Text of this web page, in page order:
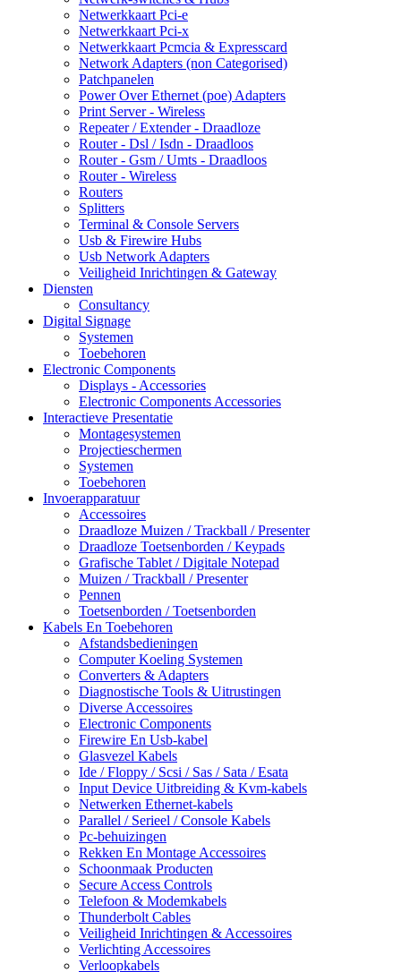
Netwerkkaart Pci-e
Netwerkkaart Pci-x
Netwerkkaart Pcmcia & Expresscard
Network Adapters (non Categorised)
Patchpanelen
Power Over Ethernet (poe) Adapters
Print Server - Wireless
Repeater / Extender - Draadloze
Router - Dsl / Isdn - Draadloos
Router - Gsm / Umts - Draadloos
Router - Wireless
Routers
Splitters
Terminal & Console Servers
Usb & Firewire Hubs
Usb Network Adapters
Veiligheid Inrichtingen & Gateway
Diensten
Consultancy
Digital Signage
Systemen
Toebehoren
Electronic Components
Displays - Accessories
Electronic Components Accessories
Interactieve Presentatie
Montagesystemen
Projectieschermen
Systemen
Toebehoren
Invoerapparatuur
Accessoires
Draadloze Muizen / Trackball / Presenter
Draadloze Toetsenborden / Keypads
Grafische Tablet / Digitale Notepad
Muizen / Trackball / Presenter
Pennen
Toetsenborden / Toetsenborden
Kabels En Toebehoren
Afstandsbedieningen
Computer Koeling Systemen
Converters & Adapters
Diagnostische Tools & Uitrustingen
Diverse Accessoires
Electronic Components
Firewire En Usb-kabel
Glasvezel Kabels
Ide / Floppy / Scsi / Sas / Sata / Esata
Input Device Uitbreiding & Kvm-kabels
Netwerken Ethernet-kabels
Parallel / Serieel / Console Kabels
Pc-behuizingen
Rekken En Montage Accessoires
Schoonmaak Producten
Secure Access Controls
Telefoon & Modemkabels
Thunderbolt Cables
Veiligheid Inrichtingen & Accessoires
Verlichting Accessoires
Verloopkabels